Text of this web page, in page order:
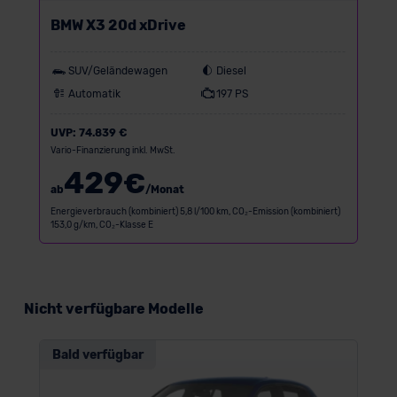
Datenschutzklauseln können Sie über den Kontakt zu
datenschutz@meinauto.de anfordern.
BMW X3 20d xDrive
SUV/Geländewagen
Diesel
Automatik
197 PS
UVP: 74.839 €
Vario-Finanzierung inkl. MwSt.
ab429€/Monat
Energieverbrauch (kombiniert) 5,8 l/100 km, CO₂-Emission (kombiniert)
153,0 g/km, CO₂-Klasse E
Nicht verfügbare Modelle
Bald verfügbar